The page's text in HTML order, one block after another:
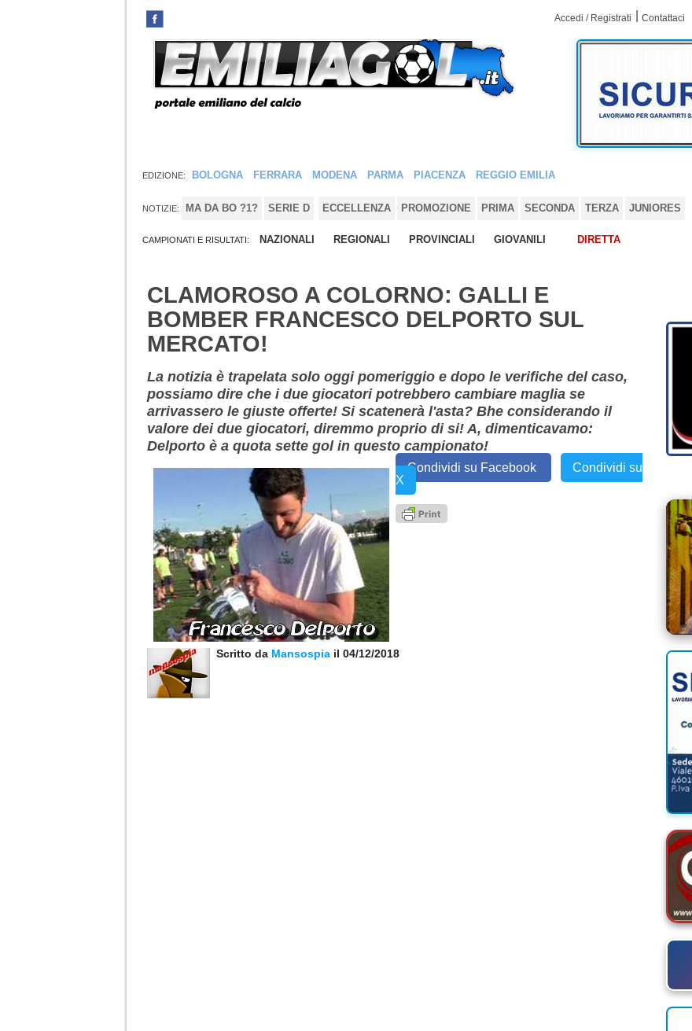
Accedi / Registrati Contattaci
EDIZIONE: BOLOGNA FERRARA MODENA PARMA PIACENZA REGGIO EMILIA
NOTIZIE: MA DA BO ?1? SERIE D ECCELLENZA PROMOZIONE PRIMA SECONDA TERZA JUNIORES
CAMPIONATI E RISULTATI: NAZIONALI REGIONALI PROVINCIALI GIOVANILI DIRETTA
CLAMOROSO A COLORNO: GALLI E
BOMBER FRANCESCO DELPORTO SUL
MERCATO!
La notizia è trapelata solo oggi pomeriggio e dopo le verifiche del caso,
possiamo dire che i due giocatori potrebbero cambiare maglia se
arrivassero le giuste offerte! Si scatenerà l'asta? Bhe considerando il
valore dei due giocatori, diremmo proprio di si! A, dimenticavamo:
Delporto è a quota sette gol in questo campionato!
Condividi su Facebook
Condividi su
X
Scritto da Mansospia il 04/12/2018